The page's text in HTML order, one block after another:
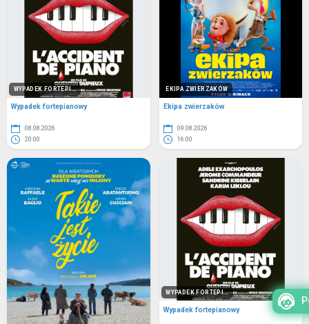
WYPADEK FORTEPI...
Wypadek fortepianowy
08.08.2026
20:00
EKIPA ZWIERZAKÓW
Ekipa zwierzaków
09.08.2026
16:00
WYPADEK FORTEPI...
Wypadek fortepianowy